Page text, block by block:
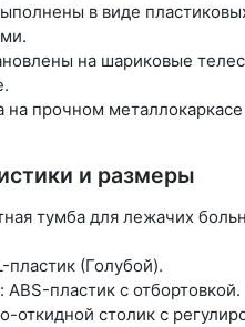
в виде
на шариковые
на прочном
и размеры
тумба для лежачих
пластик (Голубой).
пластик с отбортовкой.
откидной столик с